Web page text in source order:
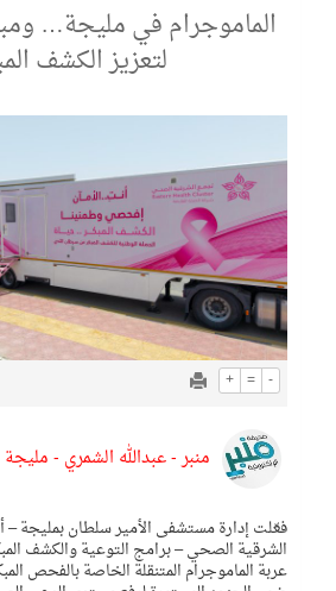
الماموجرام في مليجة…
لتعزيز الكشف
+ = -
منبر - عبدالله الشمري - مليجة
فعّلت إدارة مستشفى الأمير سلطان بمليجة
الشرقية الصحي – برامج التوعية والكشف
عربة الماموجرام المتنقلة الخاصة بالفحص